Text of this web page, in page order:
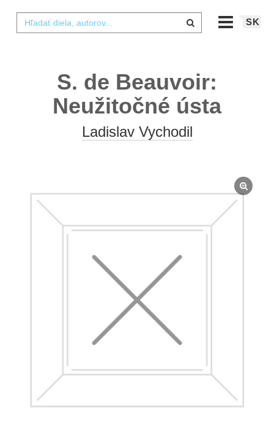
SK
S. de Beauvoir:
Neužitočné ústa
Ladislav Vychodil